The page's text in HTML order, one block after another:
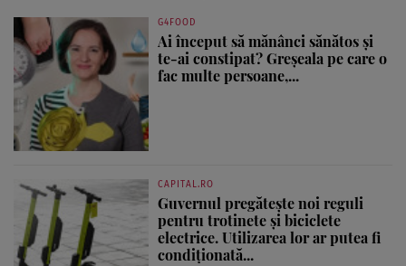
G4FOOD
Ai început să mănânci sănătos și
te-ai constipat? Greșeala pe care o
fac multe persoane,...
CAPITAL.RO
Guvernul pregătește noi reguli
pentru trotinete și biciclete
electrice. Utilizarea lor ar putea fi
condiționată...